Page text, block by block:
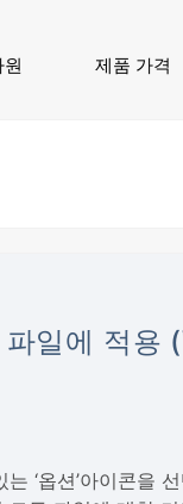
제품 가격
일에 적용
‘옵션’아이콘을